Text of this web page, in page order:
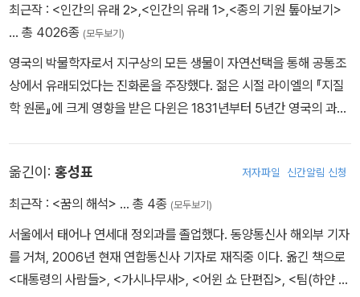
최근작 : <인간의 유래 2> <인간의 유래 1> <종의 기원 톺아보기>
… 총 4026종 (모두보기)
영국의 박물학자로서 지구상의 모든 생물이 자연선택을 통해 공통조
상에서 유래되었다는 진화론을 주장했다. 젊은 시절 라이엘의 『지질
학 원론』에 크게 영향을 받은 다윈은 1831년부터 5년간 영국의 과학
고, 특히 태평양의 갈라파고스 제도에 서식하는 동식물이 기후 조건
이 비슷한 남아메리카 대륙에 존재하는 동식물과 크게 다르다는 것을
생각하게 된다. 런던으로 돌아온 다윈은 표본에 대한 깊은 고찰과 지
속적인 연구를 통해 진화가 일어났으며, 이러한 변화는 서서히 일어
났고, 오랜 세월이 필요했으며, 현존하는 모든 종은 결국 하나의 생명
옮긴이: 홍성표 저자파일 신간알림 신청
최근작 : <꿈의 해석> … 총 4종 (모두보기)
서울에서 태어나 연세대 정외과를 졸업했다. 동양통신사 해외부 기자
를 거쳐, 2006년 현재 연합통신사 기자로 재직중 이다. 옮긴 책으로
<대통령의 사람들>, <가시나무새>, <어윈 쇼 단편집>, <팀(하얀 무